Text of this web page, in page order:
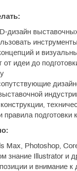
дизайн
и
от идеи до
правила подготовки
Max, Photoshop,
знание Illustrator и
и внимание к